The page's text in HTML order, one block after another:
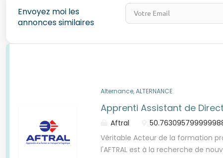
Envoyez moi les
annonces similaires
Alternance, ALTERNANCE
Apprenti Assistant de
Aftral
Véritable Acteur de la formation
l'AFTRAL est à la recherche de